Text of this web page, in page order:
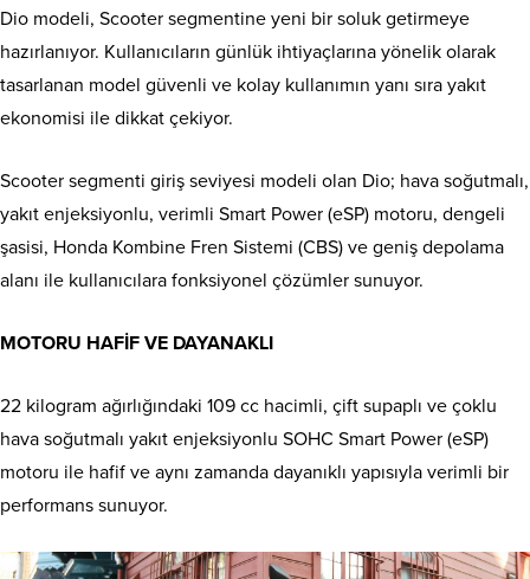
Dio modeli, Scooter segmentine yeni bir soluk getirmeye
hazırlanıyor. Kullanıcıların günlük ihtiyaçlarına yönelik olarak
tasarlanan model güvenli ve kolay kullanımın yanı sıra yakıt
ekonomisi ile dikkat çekiyor.
Scooter segmenti giriş seviyesi modeli olan Dio; hava soğutmalı,
yakıt enjeksiyonlu, verimli Smart Power (eSP) motoru, dengeli
şasisi, Honda Kombine Fren Sistemi (CBS) ve geniş depolama
alanı ile kullanıcılara fonksiyonel çözümler sunuyor.
MOTORU HAFİF VE DAYANAKLI
22 kilogram ağırlığındaki 109 cc hacimli, çift supaplı ve çoklu
hava soğutmalı yakıt enjeksiyonlu SOHC Smart Power (eSP)
motoru ile hafif ve aynı zamanda dayanıklı yapısıyla verimli bir
performans sunuyor.